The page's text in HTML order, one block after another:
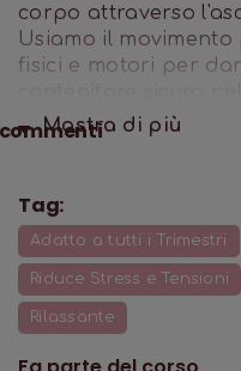
corpo attraverso
Usiamo il
fisici e motori per
L'invito a lasciare
rilassa per trovare
anche conciliare un
Mostra di più
Tag:
Adatto a tutti i Trimestri
Riduce Stress e Tensioni
Rilassante